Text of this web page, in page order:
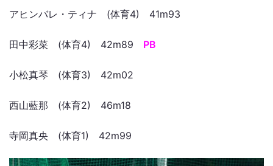
アヒンバレ・ティナ (体育4) 41m93
田中彩菜 (体育4) 42m89 PB
小松真琴 (体育3) 42m02
西山藍那 (体育2) 46m18
寺岡真央 (体育1) 42m99